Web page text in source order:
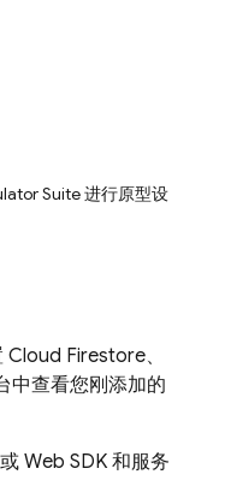
Suite 进行原型设
Cloud Firestore、
中查看您刚添加的
Web SDK 和服务